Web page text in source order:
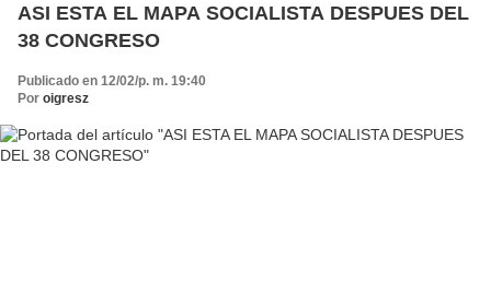
ASI ESTA EL MAPA SOCIALISTA DESPUES DEL
38 CONGRESO
Publicado en 12/02/p. m. 19:40
Por oigresz